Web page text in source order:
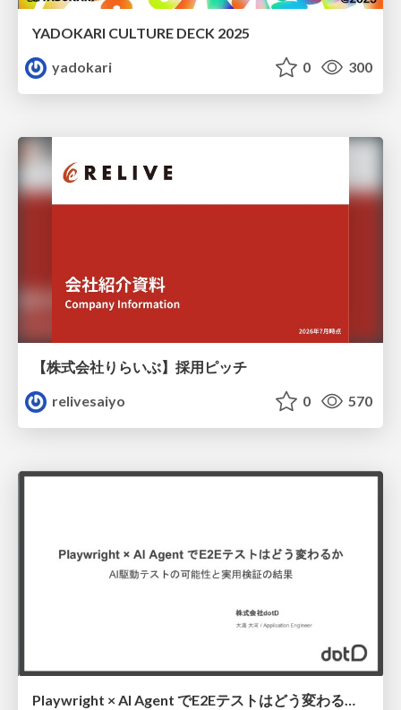
YADOKARI CULTURE DECK 2025
yadokari
0 300
【株式会社りらいぶ】採用ピッチ
relivesaiyo
0 570
Playwright × AI Agent でE2Eテストはどう変わるか AI駆動テストの可能性と実用検証の結果 _0721